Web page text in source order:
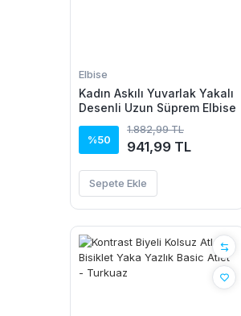
Elbise
Kadın Askılı Yuvarlak Yakalı
Desenli Uzun Süprem Elbise
%50
1.882,99 TL
941,99 TL
Sepete Ekle